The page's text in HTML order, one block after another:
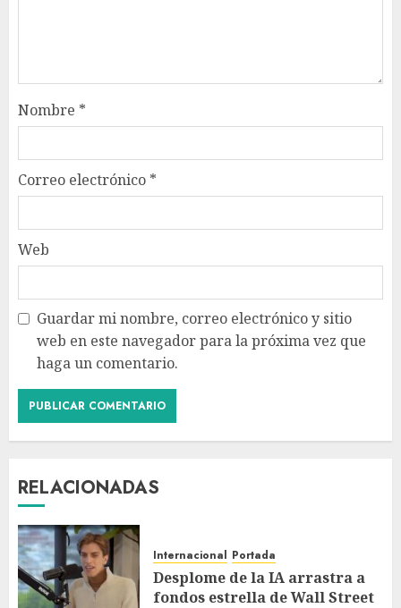
Nombre *
Correo electrónico *
Web
Guardar mi nombre, correo electrónico y sitio
web en este navegador para la próxima vez que
haga un comentario.
RELACIONADAS
Internacional Portada
Desplome de la IA arrastra a
fondos estrella de Wall Street